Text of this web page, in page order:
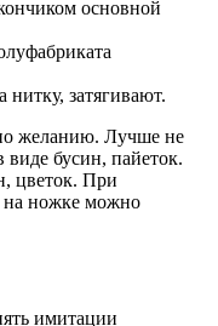
основной
затягивают.
желанию. Лучше не
виде бусин, пайеток.
цветок. При
на ножке можно
имитации